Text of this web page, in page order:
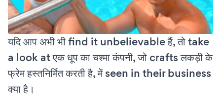
यदि आप अभी भी find it unbelievable हैं, तो take
a look at एक धूप का चश्मा कंपनी, जो crafts लकड़ी के
फ्रेम हस्तनिर्मित करती है, में seen in their business
क्या है।